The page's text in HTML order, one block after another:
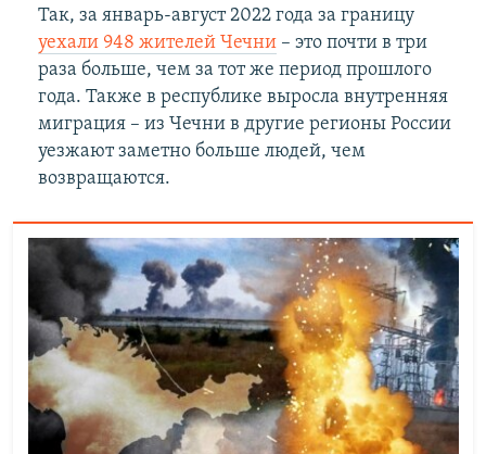
Так, за январь-август 2022 года за границу
уехали 948 жителей Чечни– это почти в три
раза больше, чем за тот же период прошлого
года. Также в республике выросла внутренняя
миграция – из Чечни в другие регионы России
уезжают заметно больше людей, чем
возвращаются.